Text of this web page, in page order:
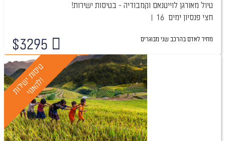
טיול מאורגן לוייטנאם וקמבודיה - בטיסות ישירות!
16 ימים חצי פנסיון
$3295 מחיר לאדם בהרכב שני מבוגרים
ט
י
ס
ו
ת
י
ש
י
ר
ו
ת
ל
ה
א
נ
ו
י
!
טיול מובטח